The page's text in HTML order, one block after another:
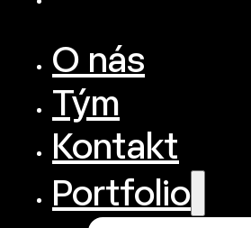
O nás
Tým
Kontakt
Portfolio